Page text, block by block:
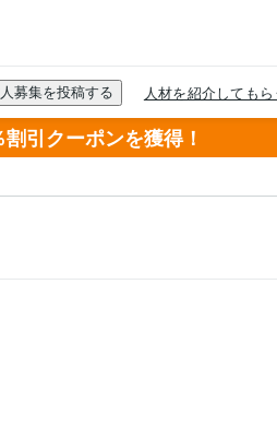
引クーポンを獲得！